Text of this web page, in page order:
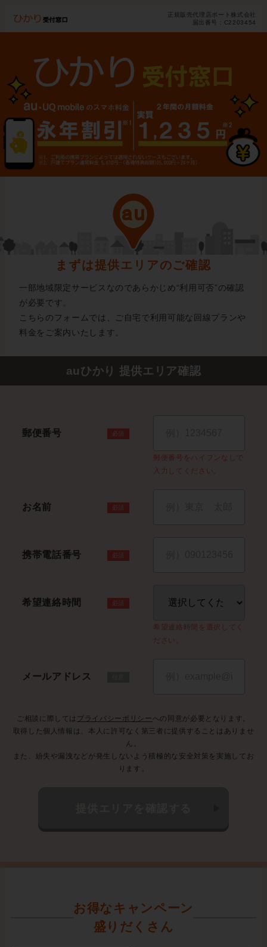
正規販売代理店ポート株式会社
届出番号：C2203454
まずは提供エリアのご確認
一部地域限定サービスなのであらかじめ“利用可否”の確認
が必要です。
こちらのフォームでは、ご自宅で利用可能な回線プランや
料金をご案内いたします。
お得なキャンペーン
盛りだくさん